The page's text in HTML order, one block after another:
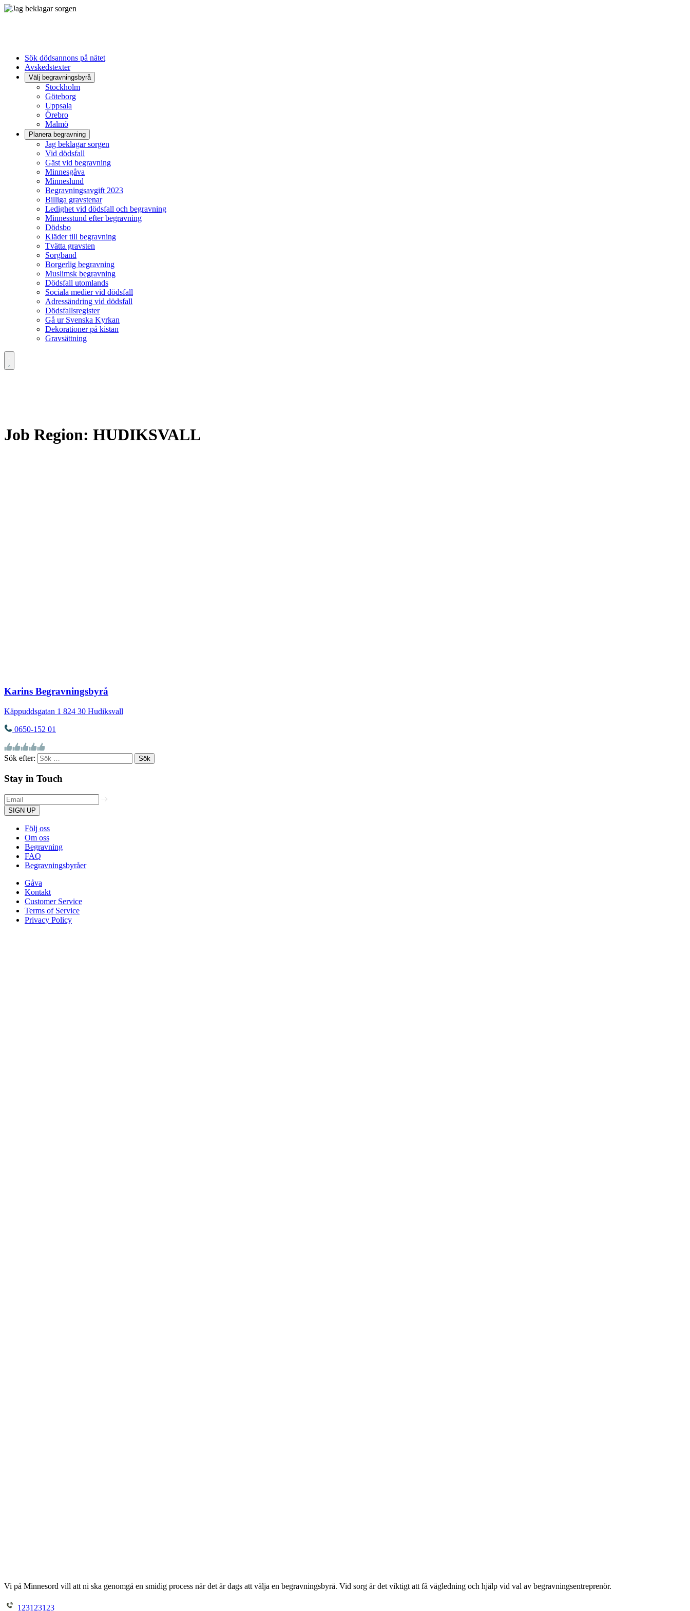
Sök dödsannons på nätet
Avskedstexter
Välj begravningsbyrå
Stockholm
Göteborg
Uppsala
Örebro
Malmö
Planera begravning
Jag beklagar sorgen
Vid dödsfall
Gäst vid begravning
Minnesgåva
Minneslund
Begravningsavgift 2023
Billiga gravstenar
Ledighet vid dödsfall och begravning
Minnesstund efter begravning
Dödsbo
Kläder till begravning
Tvätta gravsten
Sorgband
Borgerlig begravning
Muslimsk begravning
Dödsfall utomlands
Sociala medier vid dödsfall
Adressändring vid dödsfall
Dödsfallsregister
Gå ur Svenska Kyrkan
Dekorationer på kistan
Gravsättning
Job Region: HUDIKSVALL
Karins Begravningsbyrå
Käppuddsgatan 1 824 30 Hudiksvall
0650-152 01
Sök efter:
Stay in Touch
SIGN UP
Följ oss
Om oss
Begravning
FAQ
Begravningsbyråer
Gåva
Kontakt
Customer Service
Terms of Service
Privacy Policy
Vi på Minnesord vill att ni ska genomgå en smidig process när det är dags att välja en begravningsbyrå. Vid sorg är det viktigt att få vägledning och hjälp vid val av begravningsentreprenör.
123123123